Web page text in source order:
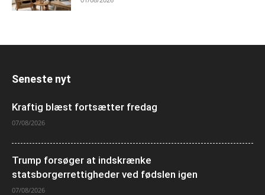
Seneste nyt
Kraftig blæst fortsætter fredag
07/08/2026
Trump forsøger at indskrænke
statsborgerrettigheder ved fødslen igen
07/08/2026